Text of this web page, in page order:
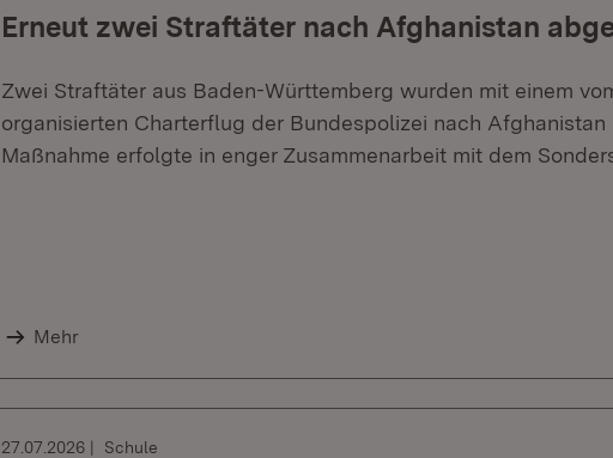
Erneut zwei Straftäter nach Afghanistan
Zwei Straftäter aus Baden-Württemberg wurden mit einem
organisierten Charterflug der Bundespolizei nach Afghanistan
Maßnahme erfolgte in enger Zusammenarbeit mit dem
Mehr
27.07.2026 Schule